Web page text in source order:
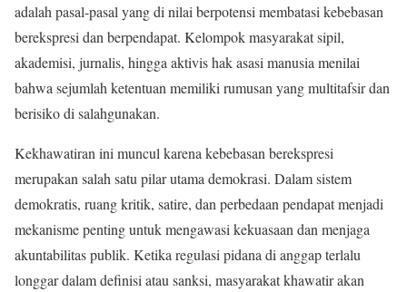
adalah pasal-pasal yang di nilai berpotensi membatasi kebebasan
berekspresi dan berpendapat. Kelompok masyarakat sipil,
akademisi, jurnalis, hingga aktivis hak asasi manusia menilai
bahwa sejumlah ketentuan memiliki rumusan yang multitafsir dan
berisiko di salahgunakan.
Kekhawatiran ini muncul karena kebebasan berekspresi
merupakan salah satu pilar utama demokrasi. Dalam sistem
demokratis, ruang kritik, satire, dan perbedaan pendapat menjadi
mekanisme penting untuk mengawasi kekuasaan dan menjaga
akuntabilitas publik. Ketika regulasi pidana di anggap terlalu
longgar dalam definisi atau sanksi, masyarakat khawatir akan